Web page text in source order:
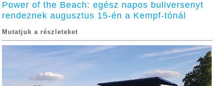
Power of the Beach: egész napos buliversenyt
rendeznek augusztus 15-én a Kempf-tónál
Mutatjuk a részleteket